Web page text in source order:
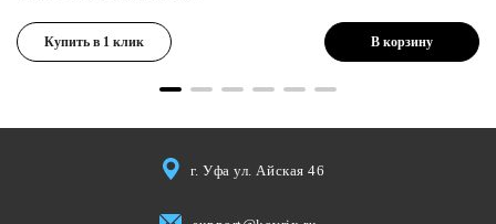
Купить в 1 клик В корзину
г. Уфа ул. Айская 46